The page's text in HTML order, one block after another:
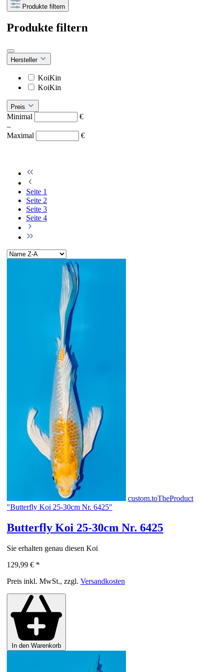
Produkte filtern
Produkte filtern
Hersteller
KoiKin
KoiKin
Preis
Minimal
€
–
Maximal
€
Seite 1
Seite 2
Seite 3
Seite 4
custom.toTheProduct
"Butterfly Koi 25-30cm Nr. 6425"
Butterfly Koi 25-30cm Nr. 6425
Sie erhalten genau diesen Koi
129,99 € *
Preis inkl. MwSt., zzgl. Versandkosten
In den Warenkorb